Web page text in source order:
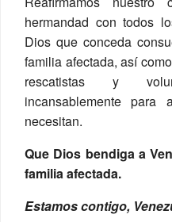
hermandad con todos
Dios que conceda
familia afectada, así
rescatistas y
incansablemente
necesitan.
Que Dios bendiga a
familia afectada.
Estamos contigo,